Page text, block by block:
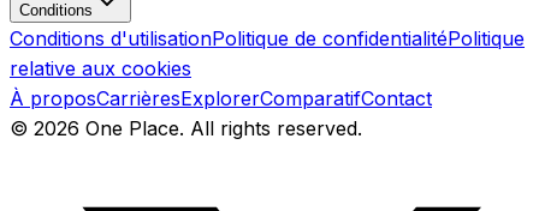
Conditions
Conditions d'utilisationPolitique de confidentialitéPolitique
relative aux cookies
À proposCarrièresExplorerComparatifContact
© 2026 One Place. All rights reserved.